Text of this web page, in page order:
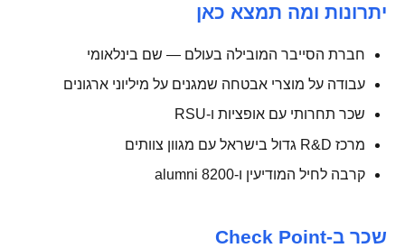
יתרונות ומה תמצא כאן
חברת הסייבר המובילה בעולם — שם בינלאומי
עבודה על מוצרי אבטחה שמגנים על מיליוני ארגונים
שכר תחרותי עם אופציות ו-RSU
מרכז R&D גדול בישראל עם מגוון צוותים
קרבה לחיל המודיעין ו-8200 alumni
שכר ב-Check Point